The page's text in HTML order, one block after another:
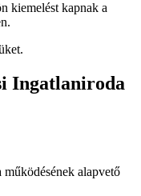
kiemelést kapnak a
Ingatlaniroda
alapvető